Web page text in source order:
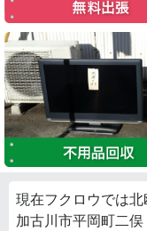
現在フクロウでは北
加古川市平岡町二